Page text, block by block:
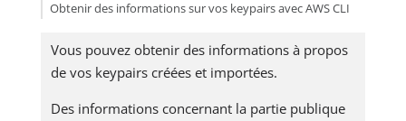
Obtenir des informations sur vos keypairs avec AWS CLI
Vous pouvez obtenir des informations à propos
de vos keypairs créées et importées.
Des informations concernant la partie publique